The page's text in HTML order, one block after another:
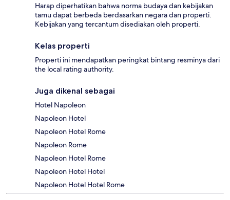
Harap diperhatikan bahwa norma budaya dan kebijakan
tamu dapat berbeda berdasarkan negara dan properti.
Kebijakan yang tercantum disediakan oleh properti.
Kelas properti
Properti ini mendapatkan peringkat bintang resminya dari
the local rating authority.
Juga dikenal sebagai
Hotel Napoleon
Napoleon Hotel
Napoleon Hotel Rome
Napoleon Rome
Napoleon Hotel Rome
Napoleon Hotel Hotel
Napoleon Hotel Hotel Rome